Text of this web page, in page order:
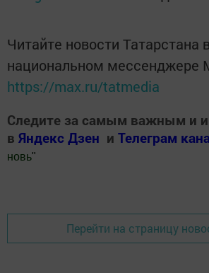
Читайте новости Татарстана в
национальном мессенджере
https://max.ru/tatmedia
Следите за самым важным и
в Яндекс Дзен и Телеграм
новь"
Перейти на страницу